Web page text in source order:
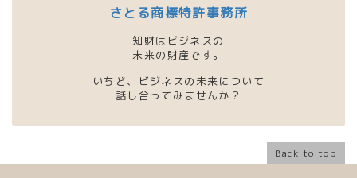
さとる商標特許事務所
知財はビジネスの
未来の財産です。
いちど、ビジネスの未来について
話し合ってみませんか？
Back to top